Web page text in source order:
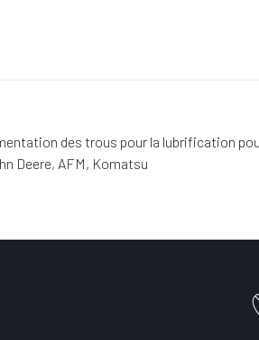
des trous pour la lubrification
Deere, AFM, Komatsu